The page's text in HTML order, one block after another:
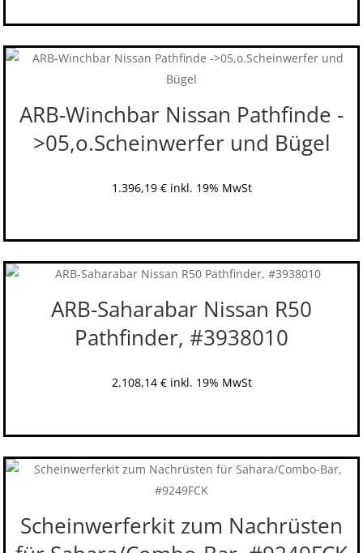
ARB-Winchbar Nissan Pathfinde -
>05,o.Scheinwerfer und Bügel
1.396,19 € inkl. 19% MwSt
ARB-Saharabar Nissan R50
Pathfinder, #3938010
2.108,14 € inkl. 19% MwSt
Scheinwerferkit zum Nachrüsten